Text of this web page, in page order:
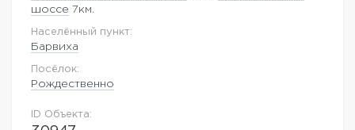
шоссе 7км.
Населённый пункт:
Барвиха
Посёлок:
Рождественно
ID Объекта: